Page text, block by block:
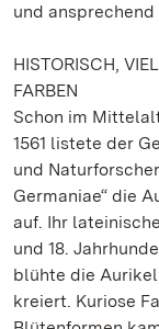
und
HISTORISCH,
FARBEN
Schon im
1561 listete der
und
Germaniae“ die
auf. Ihr
und 18.
blühte die
kreiert. Kuriose